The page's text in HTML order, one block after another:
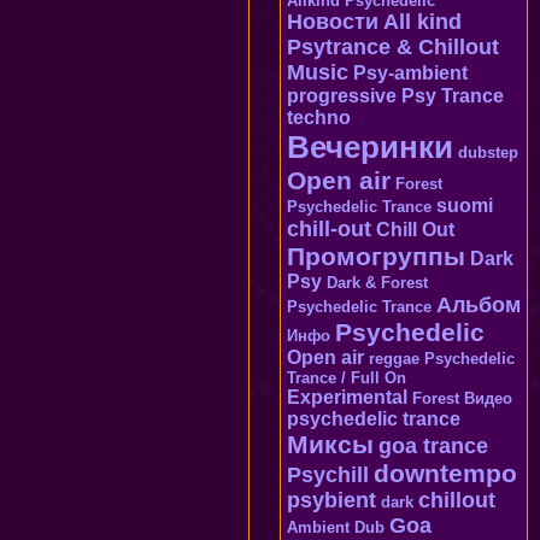
Новости All kind
Psytrance & Chillout
Music Psy-ambient
progressive Psy Trance
techno
Вечеринки dubstep
Open air Forest
Psychedelic Trance suomi
chill-out Chill Out
Промогруппы Dark
Psy Dark & Forest
Psychedelic Trance Альбом
Инфо Psychedelic
Open air reggae Psychedelic
Trance / Full On
Experimental Forest Видео
psychedelic trance
Миксы goa trance
Psychill
downtempo
psybient dark chillout
Ambient Dub Goa